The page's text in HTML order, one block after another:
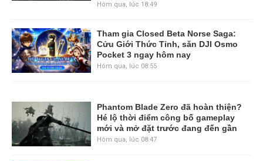
Hôm qua, lúc 18:49
Tham gia Closed Beta Norse Saga:
Cửu Giới Thức Tỉnh, săn DJI Osmo
Pocket 3 ngay hôm nay
Hôm qua, lúc 08:55
Phantom Blade Zero đã hoàn thiện?
Hé lộ thời điểm công bố gameplay
mới và mở đặt trước đang đến gần
Hôm qua, lúc 08:47